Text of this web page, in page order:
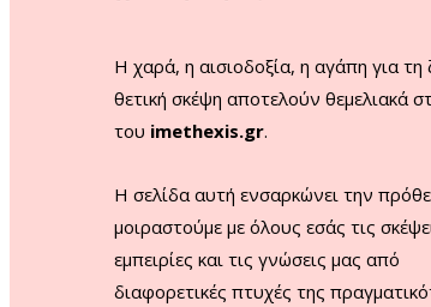
Η χαρά, η αισιοδοξία, η αγάπη για τη
θετική σκέψη αποτελούν θεμελιακά
του imethexis.gr.
H σελίδα αυτή ενσαρκώνει την
μοιραστούμε με όλους εσάς τις
εμπειρίες και τις γνώσεις μας από
διαφορετικές πτυχές της